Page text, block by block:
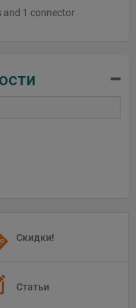
and 1 connector
Скидки!
Статьи